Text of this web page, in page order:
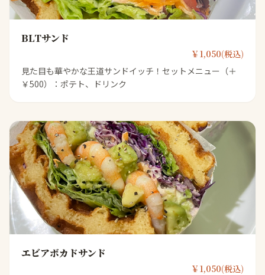
BLTサンド
￥1,050(税込)
見た目も華やかな王道サンドイッチ！セットメニュー（＋
￥500）：ポテト、ドリンク
エビアボカドサンド
￥1,050(税込)